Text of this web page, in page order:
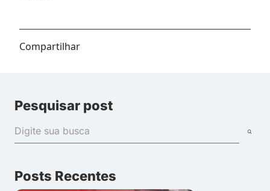
Compartilhar
Pesquisar post
Posts Recentes